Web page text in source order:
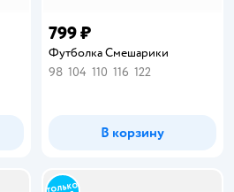
799 ₽
Футболка Смешарики
98 104 110 116 122
В корзину